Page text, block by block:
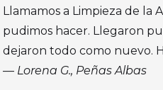
Llamamos a Limpieza de
pudimos hacer. Llegaron
dejaron todo como nuevo.
— Lorena G., Peñas Albas